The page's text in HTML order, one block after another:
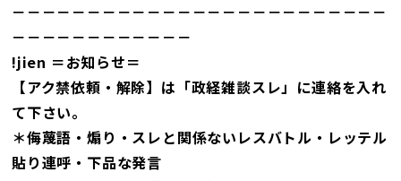
－－－－－－－－－－－－－－－－－－－－－－－－－
－－－－－－－－－－－－
!jien ＝お知らせ＝
【アク禁依頼・解除】は「政経雑談スレ」に連絡を入れ
て下さい。
＊侮蔑語・煽り・スレと関係ないレスバトル・レッテル
貼り連呼・下品な発言